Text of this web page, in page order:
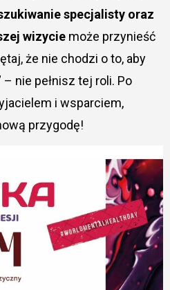
specjalisty oraz
wizyciemoże przynieść
że nie chodzi o to, aby
nie pełnisz tej roli. Po
i wsparciem,
przygodę!